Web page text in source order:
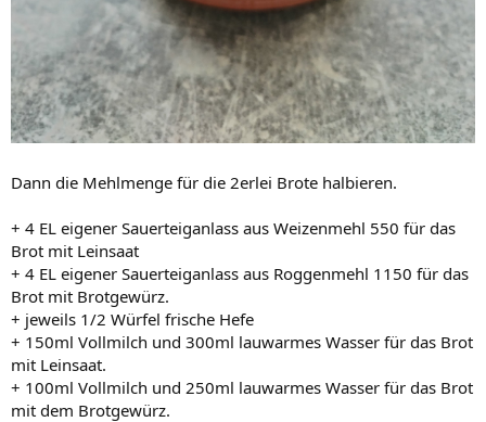
Dann die Mehlmenge für die 2erlei Brote halbieren.
+ 4 EL eigener Sauerteiganlass aus Weizenmehl 550 für das
Brot mit Leinsaat
+ 4 EL eigener Sauerteiganlass aus Roggenmehl 1150 für das
Brot mit Brotgewürz.
+ jeweils 1/2 Würfel frische Hefe
+ 150ml Vollmilch und 300ml lauwarmes Wasser für das Brot
mit Leinsaat.
+ 100ml Vollmilch und 250ml lauwarmes Wasser für das Brot
mit dem Brotgewürz.